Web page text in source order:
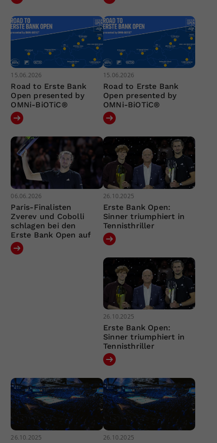
15.06.2026
Road to Erste Bank
Open presented by
OMNi-BiOTiC®
15.06.2026
Road to Erste Bank
Open presented by
OMNi-BiOTiC®
06.06.2026
Paris-Finalisten
Zverev und Cobolli
schlagen bei den
Erste Bank Open auf
26.10.2025
Erste Bank Open:
Sinner triumphiert in
Tennisthriller
26.10.2025
Erste Bank Open:
Sinner triumphiert in
Tennisthriller
26.10.2025 26.10.2025